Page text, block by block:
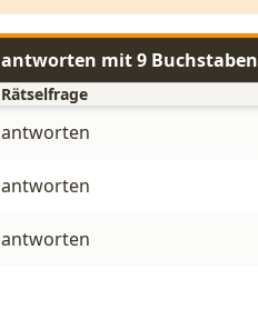
antworten mit 9 Buchstaben
Rätselfrage
antworten
antworten
antworten